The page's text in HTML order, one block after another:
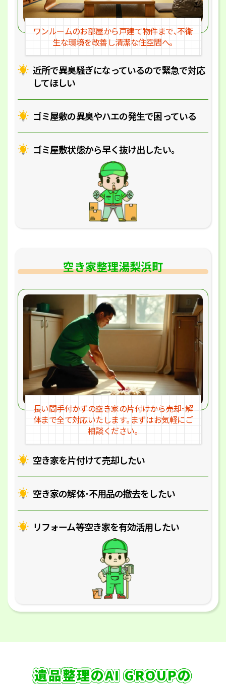
近所で異臭騒ぎになっているので緊急で対応
してほしい
ゴミ屋敷の異臭やハエの発生で困っている
ゴミ屋敷状態から早く抜け出したい｡
ワンルームのお部屋から戸建て物件まで､不衛
生な環境を改善し清潔な住空間へ｡
空き家整理湯梨浜町
空き家を片付けて売却したい
空き家の解体･不用品の撤去をしたい
リフォーム等空き家を有効活用したい
長い間手付かずの空き家の片付けから売却･解
体まで全て対応いたします｡ まずはお気軽にご
相談ください｡
遺品整理のAI GROUPの